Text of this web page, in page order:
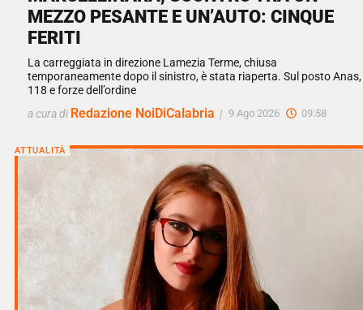
MEZZO PESANTE E UN’AUTO: CINQUE
FERITI
La carreggiata in direzione Lamezia Terme, chiusa
temporaneamente dopo il sinistro, è stata riaperta. Sul posto Anas,
118 e forze dell’ordine
a cura di Redazione NoiDiCalabria | 9 Ago 2026 09:58
ATTUALITÀ